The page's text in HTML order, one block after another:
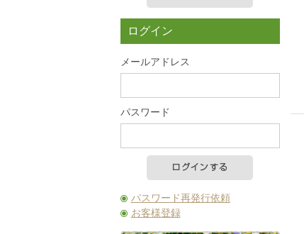
ログイン
メールアドレス
パスワード
パスワード再発行依頼
お客様登録